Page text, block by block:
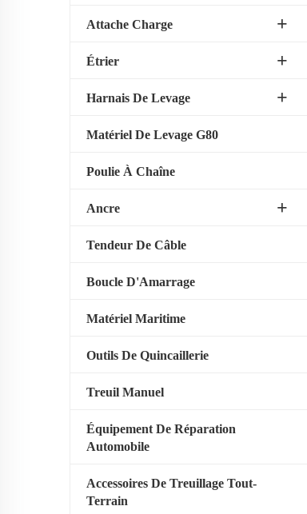
Attache Charge
Étrier
Harnais De Levage
Matériel De Levage G80
Poulie À Chaîne
Ancre
Tendeur De Câble
Boucle D'Amarrage
Matériel Maritime
Outils De Quincaillerie
Treuil Manuel
Équipement De Réparation
Automobile
Accessoires De Treuillage Tout-
Terrain